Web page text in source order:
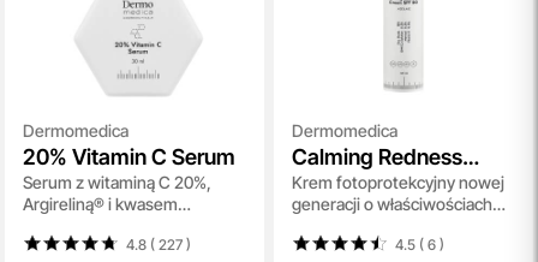
Dermomedica
20% Vitamin C Serum
Serum z witaminą C 20%,
Argireliną® i kwasem
4.8 ( 227)
Dermomedica
Calming Redness
Cream SPF 50
Krem fotoprotekcyjny nowej
generacji o właściwościach
przeciwzapalnych 60 ml
4.5 ( 6)